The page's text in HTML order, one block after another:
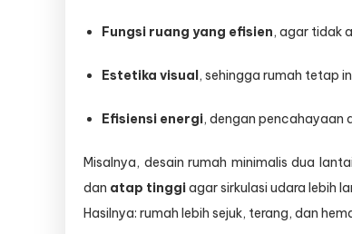
Fungsi ruang yang efisien, agar tidak
Estetika visual, sehingga rumah tetap
Efisiensi energi, dengan pencahayaan
Misalnya, desain rumah minimalis dua
dan atap tinggiagar sirkulasi udara lebih
Hasilnya: rumah lebih sejuk, terang, dan